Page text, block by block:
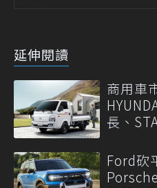
延伸閱讀
商用車
長、
Ford砍